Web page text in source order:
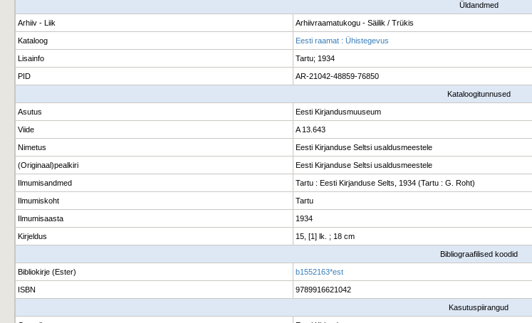
Üldandmed
Arhiiv - Liik Arhiivraamatukogu - Säilik / Trükis
Kataloog Eesti raamat : Ühistegevus
Lisainfo Tartu; 1934
PID AR-21042-48859-76850
Kataloogitunnused
Asutus Eesti Kirjandusmuuseum
Viide A 13.643
Nimetus Eesti Kirjanduse Seltsi usaldusmeestele
(Originaal)pealkiri Eesti Kirjanduse Seltsi usaldusmeestele
Ilmumisandmed Tartu : Eesti Kirjanduse Selts, 1934 (Tartu : G. Roht)
Ilmumiskoht Tartu
Ilmumisaasta 1934
Kirjeldus 15, [1] lk. ; 18 cm
Bibliograafilised koodid
Bibliokirje (Ester) b1552163*est
ISBN 9789916621042
Kasutuspiirangud